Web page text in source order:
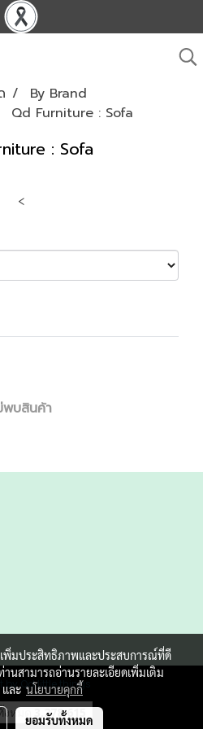
By Brand
Qd Furniture : Sofa
: Sofa
<
พบสินค้า
Qd little things
งหมด3,278,615
เพิ่มประสิทธิภาพและประสบการณ์ที่ดี
านสามารถอ่านรายละเอียดเพิ่มเติม
และ นโยบายคุกกี้
ยอมรับทั้งหมด